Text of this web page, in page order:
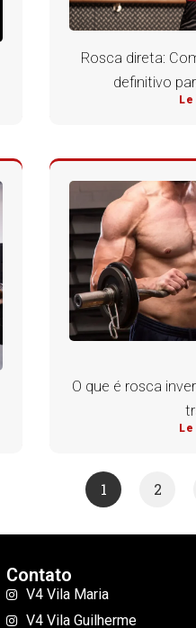
Rosca direta:
definitivo
O que é rosca
1 2
Contato
V4 Vila Maria
V4 Vila Guilherme